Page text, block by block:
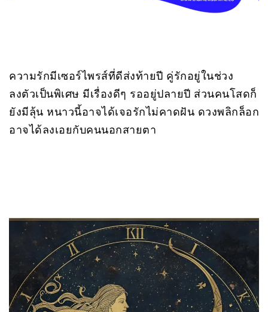
ความรักมีเซอร์ไพรส์ที่ดีส่งท้ายปี คู่รักอยู่ในช่วง
ลงตัวเป็นพิเศษ มีเรื่องดีๆ รออยู่ปลายปี ส่วนคนโสดก็
ยังมีลุ้น หนาวนี้อาจได้เจอรักไม่คาดฝัน ดวงพลิกล็อก
อาจได้ลงเอยกับคนนอกสายตา